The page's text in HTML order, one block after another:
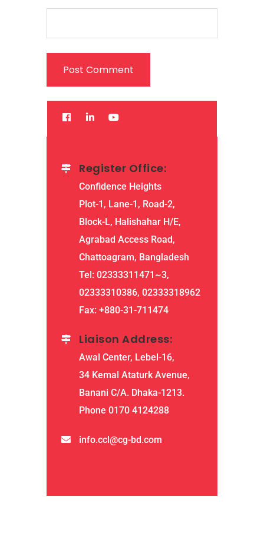
Register Office:
Confidence Heights
Plot-1, Lane-1, Road-2,
Block-L, Halishahar H/E,
Agrabad Access Road,
Chattoagram, Bangladesh
Tel: 02333311471~3,
02333310386, 02333318962
Fax: +880-31-711474
Liaison Address:
Awal Center, Lebel-16,
34 Kemal Ataturk Avenue,
Banani C/A. Dhaka-1213.
Phone 0170 4124288
info.ccl@cg-bd.com